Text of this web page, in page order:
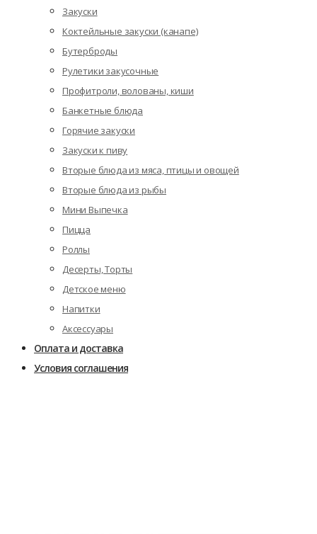
Закуски
Коктейльные закуски (канапе)
Бутерброды
Рулетики закусочные
Профитроли, волованы, киши
Банкетные блюда
Горячие закуски
Закуски к пиву
Вторые блюда из мяса, птицы и овощей
Вторые блюда из рыбы
Мини Выпечка
Пицца
Роллы
Десерты, Торты
Детское меню
Напитки
Аксессуары
Оплата и доставка
Условия соглашения